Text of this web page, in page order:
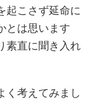
起こさず延命に
とは思います
素直に聞き入れ
く考えてみまし